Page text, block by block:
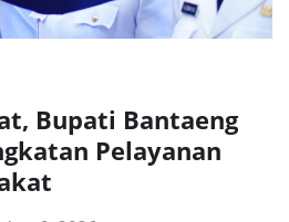
Bupati Bantaeng
Pelayanan